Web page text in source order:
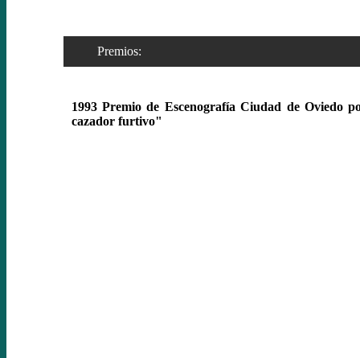
Premios:
1993 Premio de Escenografía Ciudad de Oviedo
cazador furtivo"